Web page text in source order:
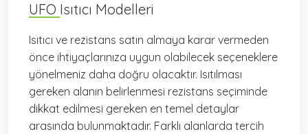
UFO Isıtıcı Modelleri
Isıtıcı ve rezistans satın almaya karar vermeden
önce ihtiyaçlarınıza uygun olabilecek seçeneklere
yönelmeniz daha doğru olacaktır. Isıtılması
gereken alanın belirlenmesi rezistans seçiminde
dikkat edilmesi gereken en temel detaylar
arasında bulunmaktadır. Farklı alanlarda tercih